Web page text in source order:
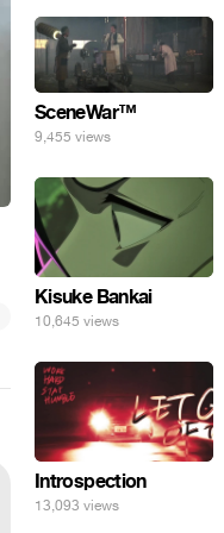
SceneWar™
9,455 views
Kisuke Bankai
10,645 views
Introspection
13,093 views